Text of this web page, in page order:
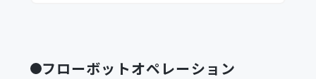
フローボットオペレーション